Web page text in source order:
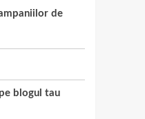
de
blogul tau